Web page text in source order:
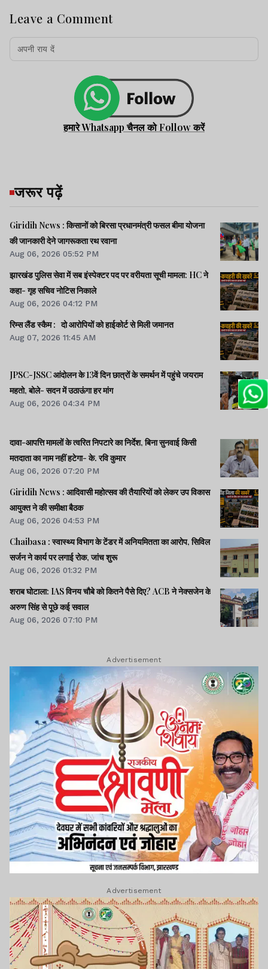
Leave a Comment
हमारे Whatsapp चैनल को Follow करें
जरूर पढ़ें
Giridih News : किसानों को बिरसा प्रधानमंत्री फसल बीमा योजना
की जानकारी देने जागरूकता रथ रवाना
Aug 06, 2026 05:52 PM
झारखंड पुलिस सेवा में सब इंस्पेक्टर पद पर वरीयता सूची मामला: HC ने
कहा- गृह सचिव नोटिस निकाले
Aug 06, 2026 04:12 PM
रिम्स लैंड स्कैम : दो आरोपियों को हाईकोर्ट से मिली जमानत
Aug 07, 2026 11:45 AM
JPSC-JSSC आंदोलन के 13वें दिन छात्रों के समर्थन में पहुंचे जयराम
महतो, बोले- सदन में उठाऊंगा हर मांग
Aug 06, 2026 04:34 PM
दावा-आपत्ति मामलों के त्वरित निपटारे का निर्देश, बिना सुनवाई किसी
मतदाता का नाम नहीं हटेगा- के. रवि कुमार
Aug 06, 2026 07:20 PM
Giridih News : आदिवासी महोत्सव की तैयारियों को लेकर उप विकास
आयुक्त ने की समीक्षा बैठक
Aug 06, 2026 04:53 PM
Chaibasa : स्वास्थ्य विभाग के टेंडर में अनियमितता का आरोप, सिविल
सर्जन ने कार्य पर लगाई रोक, जांच शुरू
Aug 06, 2026 01:32 PM
शराब घोटाला: IAS विनय चौबे को कितने पैसे दिए? ACB ने नेक्सजेन के
अरुण सिंह से पूछे कई सवाल
Aug 06, 2026 07:10 PM
Advertisement
Advertisement